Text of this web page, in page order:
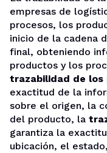
empresas de
procesos, los
inicio de la cadena
final, obteniendo
productos y los
trazabilidad de los
exactitud de la
sobre el origen, la
del producto, la
garantiza la
ubicación, el